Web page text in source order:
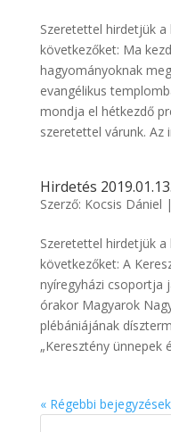
Szeretettel hirdetjük
következőket: Ma
hagyományoknak
evangélikus
mondja el hétkezdő
szeretettel várunk. Az
Hirdetés 2019.01.13.
Szerző: Kocsis Dániel |
Szeretettel hirdetjük
következőket: A
nyíregyházi csoportja
órakor Magyarok
plébániájának
„Keresztény ünnepek
« Régebbi bejegyzések